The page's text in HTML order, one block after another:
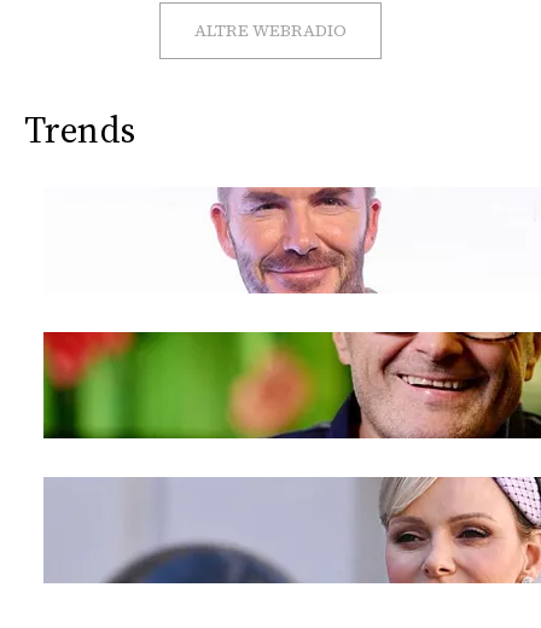
CONSIGLIA
ALTRE WEBRADIO
Trends